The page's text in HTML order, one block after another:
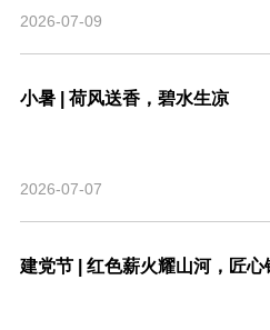
2026-07-09
小暑 | 荷风送香，碧水生凉
2026-07-07
建党节 | 红色薪火耀山河，匠心